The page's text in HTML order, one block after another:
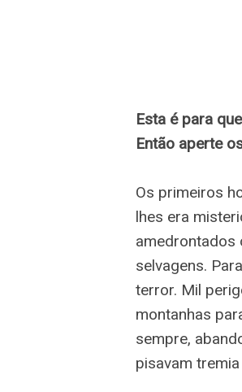
Esta é para
Então aperte
Os primeiros
lhes era
amedrontados
selvagens.
terror. Mil
montanhas
sempre,
pisavam